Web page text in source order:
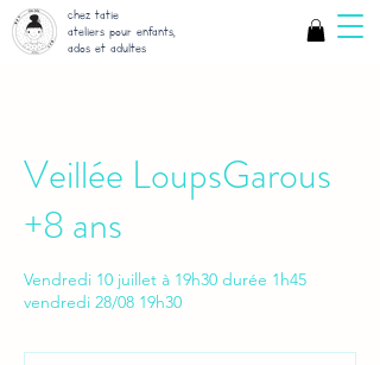
chez tatie
ateliers pour enfants,
ados et adultes
Veillée LoupsGarous
+8 ans
Vendredi 10 juillet à 19h30 durée 1h45
vendredi 28/08 19h30